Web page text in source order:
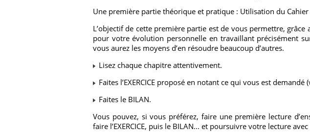
Une première partie théorique et pratique : Utilisation du Cahier
L’objectif de cette première partie est de vous permettre,
pour votre évolution personnelle en travaillant précisément
vous aurez les moyens d’en résoudre beaucoup d’autres.
Lisez chaque chapitre attentivement.
Faites l’EXERCICE proposé en notant ce qui vous est
Faites le BILAN.
Vous pouvez, si vous préférez, faire une première lecture
faire l’EXERCICE, puis le BILAN... et poursuivre votre lecture